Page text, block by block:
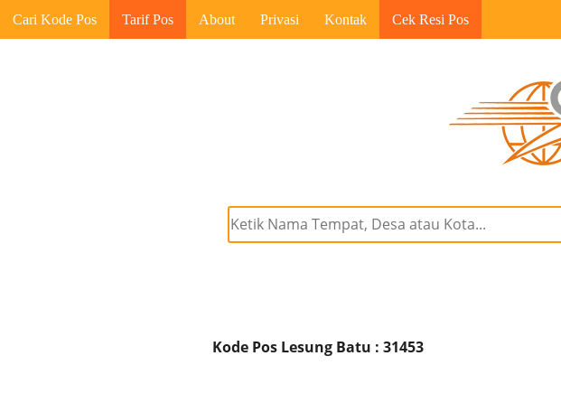
Cari Kode Pos Tarif Pos About Privasi Kontak Cek Resi Pos
Kode Pos Lesung Batu : 31453